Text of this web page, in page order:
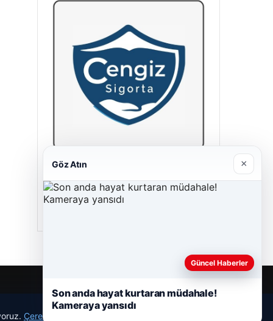
Cengiz Sigorta
23/06/2026
Çerez Politikamız
Göz Atın ×
Güncel Haberler
Son anda hayat kurtaran müdahale!
Kameraya yansıdı